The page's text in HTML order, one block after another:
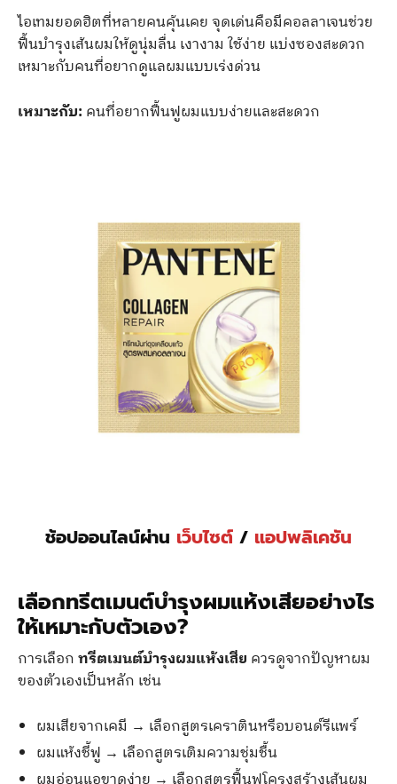
ไอเทมยอดฮิตที่หลายคนคุ้นเคย จุดเด่นคือมีคอลลาเจนช่วย
ฟื้นบำรุงเส้นผมให้ดูนุ่มลื่น เงางาม ใช้ง่าย แบ่งซองสะดวก
เหมาะกับคนที่อยากดูแลผมแบบเร่งด่วน
เหมาะกับ: คนที่อยากฟื้นฟูผมแบบง่ายและสะดวก
ช้อปออนไลน์ผ่าน เว็บไซต์ / แอปพลิเคชัน
เลือกทรีตเมนต์บำรุงผมแห้งเสียอย่างไร
ให้เหมาะกับตัวเอง?
การเลือกทรีตเมนต์บำรุงผมแห้งเสีย ควรดูจากปัญหาผม
ของตัวเองเป็นหลัก เช่น
ผมเสียจากเคมี → เลือกสูตรเคราตินหรือบอนด์รีแพร์
ผมแห้งชี้ฟู → เลือกสูตรเติมความชุ่มชื้น